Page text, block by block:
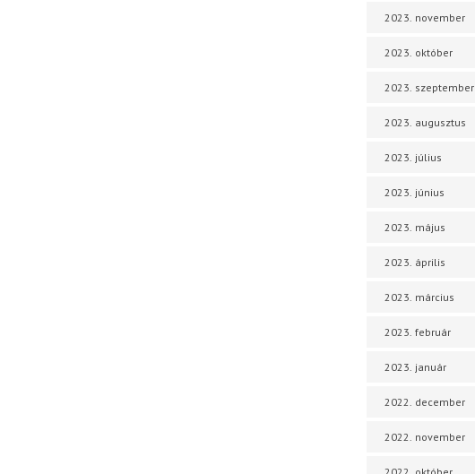
2023. november
2023. október
2023. szeptember
2023. augusztus
2023. július
2023. június
2023. május
2023. április
2023. március
2023. február
2023. január
2022. december
2022. november